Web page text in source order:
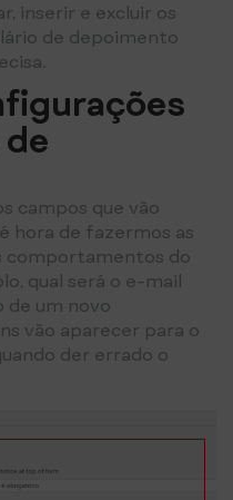
inserir e excluir os
de depoimento
campos que vão
hora de fazermos as
comportamentos do
qual será o e-mail
de um novo
vão aparecer para o
der errado o